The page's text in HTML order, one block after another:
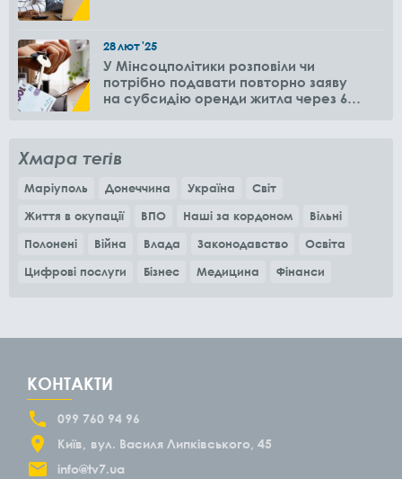
28лют'25
У Мінсоцполітики розповіли чи
потрібно подавати повторно заяву
на субсидію оренди житла через 6
Хмара тегів
Маріуполь Донеччина Україна
Світ
Життя в окупації
ВПО Наші за кордоном
Вільні
Полонені
Війна Влада Законодавство
Освіта
Цифрові послуги
Бізнес Медицина Фінанси
КОНТАКТИ
099 760 94 96
Київ
вул. Василя Липківського, 45
info@tv7.ua